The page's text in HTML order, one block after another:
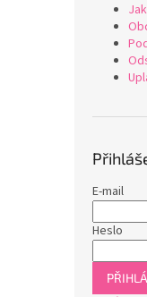
E-mail
Heslo